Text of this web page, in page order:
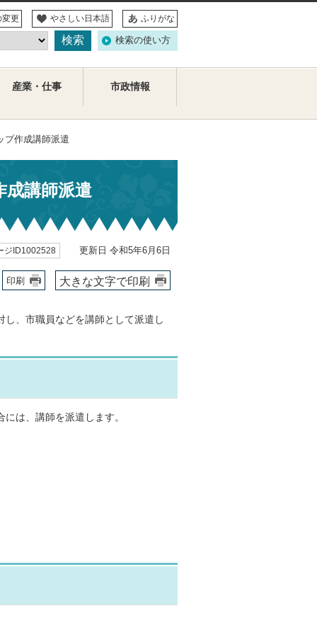
更 やさしい日本語 ふりがな
検索の使い方
産業・仕事 市政情報
プ作成講師派遣
成講師派遣
ジID1002528 更新日 令和5年6月6日
印刷 大きな文字で印刷
、市職員などを講師として派遣し
は、講師を派遣します。